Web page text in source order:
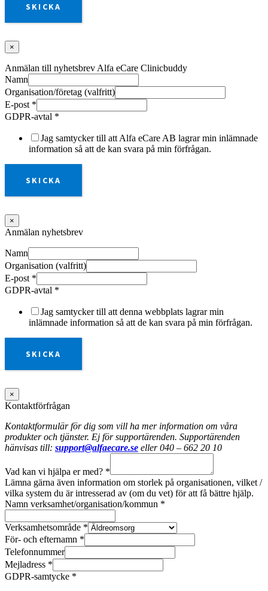
SKICKA
×
Anmälan till nyhetsbrev Alfa eCare Clinicbuddy
Namn
Organisation/företag (valfritt)
E-post *
GDPR-avtal *
Jag samtycker till att Alfa eCare AB lagrar min inlämnade
information så att de kan svara på min förfrågan.
SKICKA
×
Anmälan nyhetsbrev
Namn
Organisation (valfritt)
E-post *
GDPR-avtal *
Jag samtycker till att denna webbplats lagrar min
inlämnade information så att de kan svara på min förfrågan.
SKICKA
×
Kontaktförfrågan
Kontaktformulär för dig som vill ha mer information om våra
produkter och tjänster. Ej för supportärenden. Supportärenden
hänvisas till: support@alfaecare.se eller 040 – 662 20 10
Vad kan vi hjälpa er med? *
Lämna gärna även information om storlek på organisationen, vilket /
vilka system du är intresserad av (om du vet) för att få bättre hjälp.
Namn verksamhet/organisation/kommun *
Verksamhetsområde *
För- och efternamn *
Telefonnummer
Mejladress *
GDPR-samtycke *